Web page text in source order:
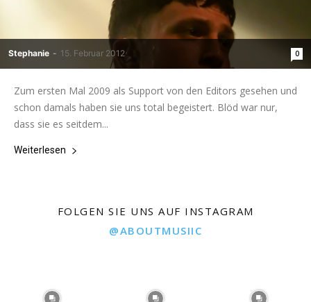
Stephanie - 15. Februar 2012 0
Zum ersten Mal 2009 als Support von den Editors gesehen und
schon damals haben sie uns total begeistert. Blöd war nur,
dass sie es seitdem...
Weiterlesen
FOLGEN SIE UNS AUF INSTAGRAM
@ABOUTMUSIIC